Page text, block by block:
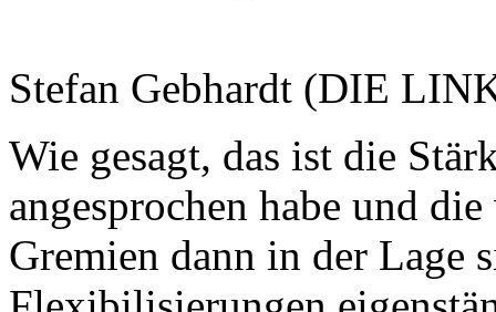
Stefan Gebhardt (DIE
Wie gesagt, das ist die
angesprochen habe und
Gremien dann in der Lage